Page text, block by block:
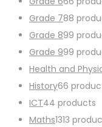
Grade 788
Grade 899
Grade 999
Health and
History66
ICT44 products
Maths1313